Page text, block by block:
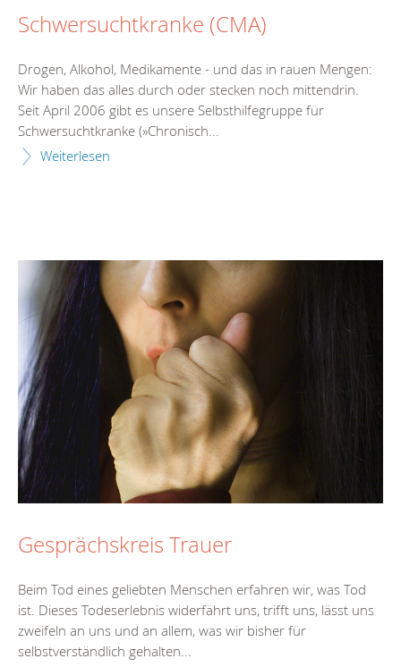
Schwersuchtkranke (CMA)
Drogen, Alkohol, Medikamente - und das in rauen Mengen:
Wir haben das alles durch oder stecken noch mittendrin.
Seit April 2006 gibt es unsere Selbsthilfegruppe für
Schwersuchtkranke (»Chronisch...
Weiterlesen
Gesprächskreis Trauer
Beim Tod eines geliebten Menschen erfahren wir, was Tod
ist. Dieses Todeserlebnis widerfährt uns, trifft uns, lässt uns
zweifeln an uns und an allem, was wir bisher für
selbstverständlich gehalten...